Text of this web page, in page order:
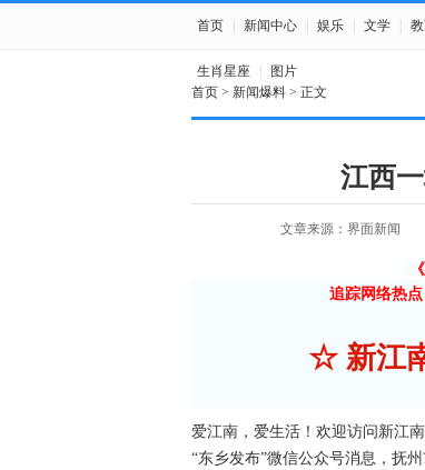
首页 新闻中心 娱乐 文学
生肖星座 图片
首页 > 新闻爆料 > 正文
江西
文章来源：界面新闻
追踪网络热
☆ 新
爱江南，爱生活！欢迎访问新江
“东乡发布”微信公众号消息，抚